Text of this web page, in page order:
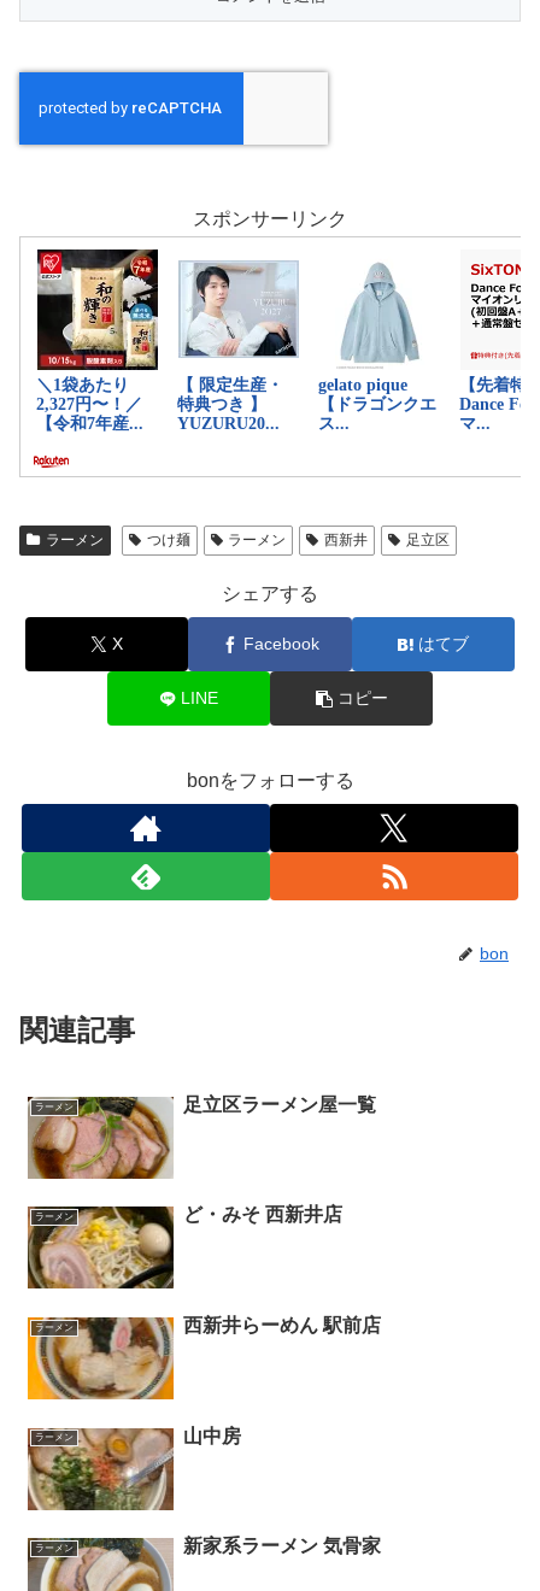
スポンサーリンク
ラーメン つけ麺 ラーメン 西新井 足立区
シェアする
X Facebook はてブ
LINE コピー
bonをフォローする
bon
関連記事
ラーメン 足立区ラーメン屋一覧
ラーメン ど・みそ 西新井店
ラーメン 西新井らーめん 駅前店
ラーメン 山中房
ラーメン 新家系ラーメン 気骨家